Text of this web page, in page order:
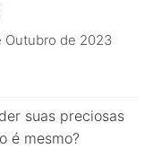
Outubro de 2023
suas preciosas
é mesmo?